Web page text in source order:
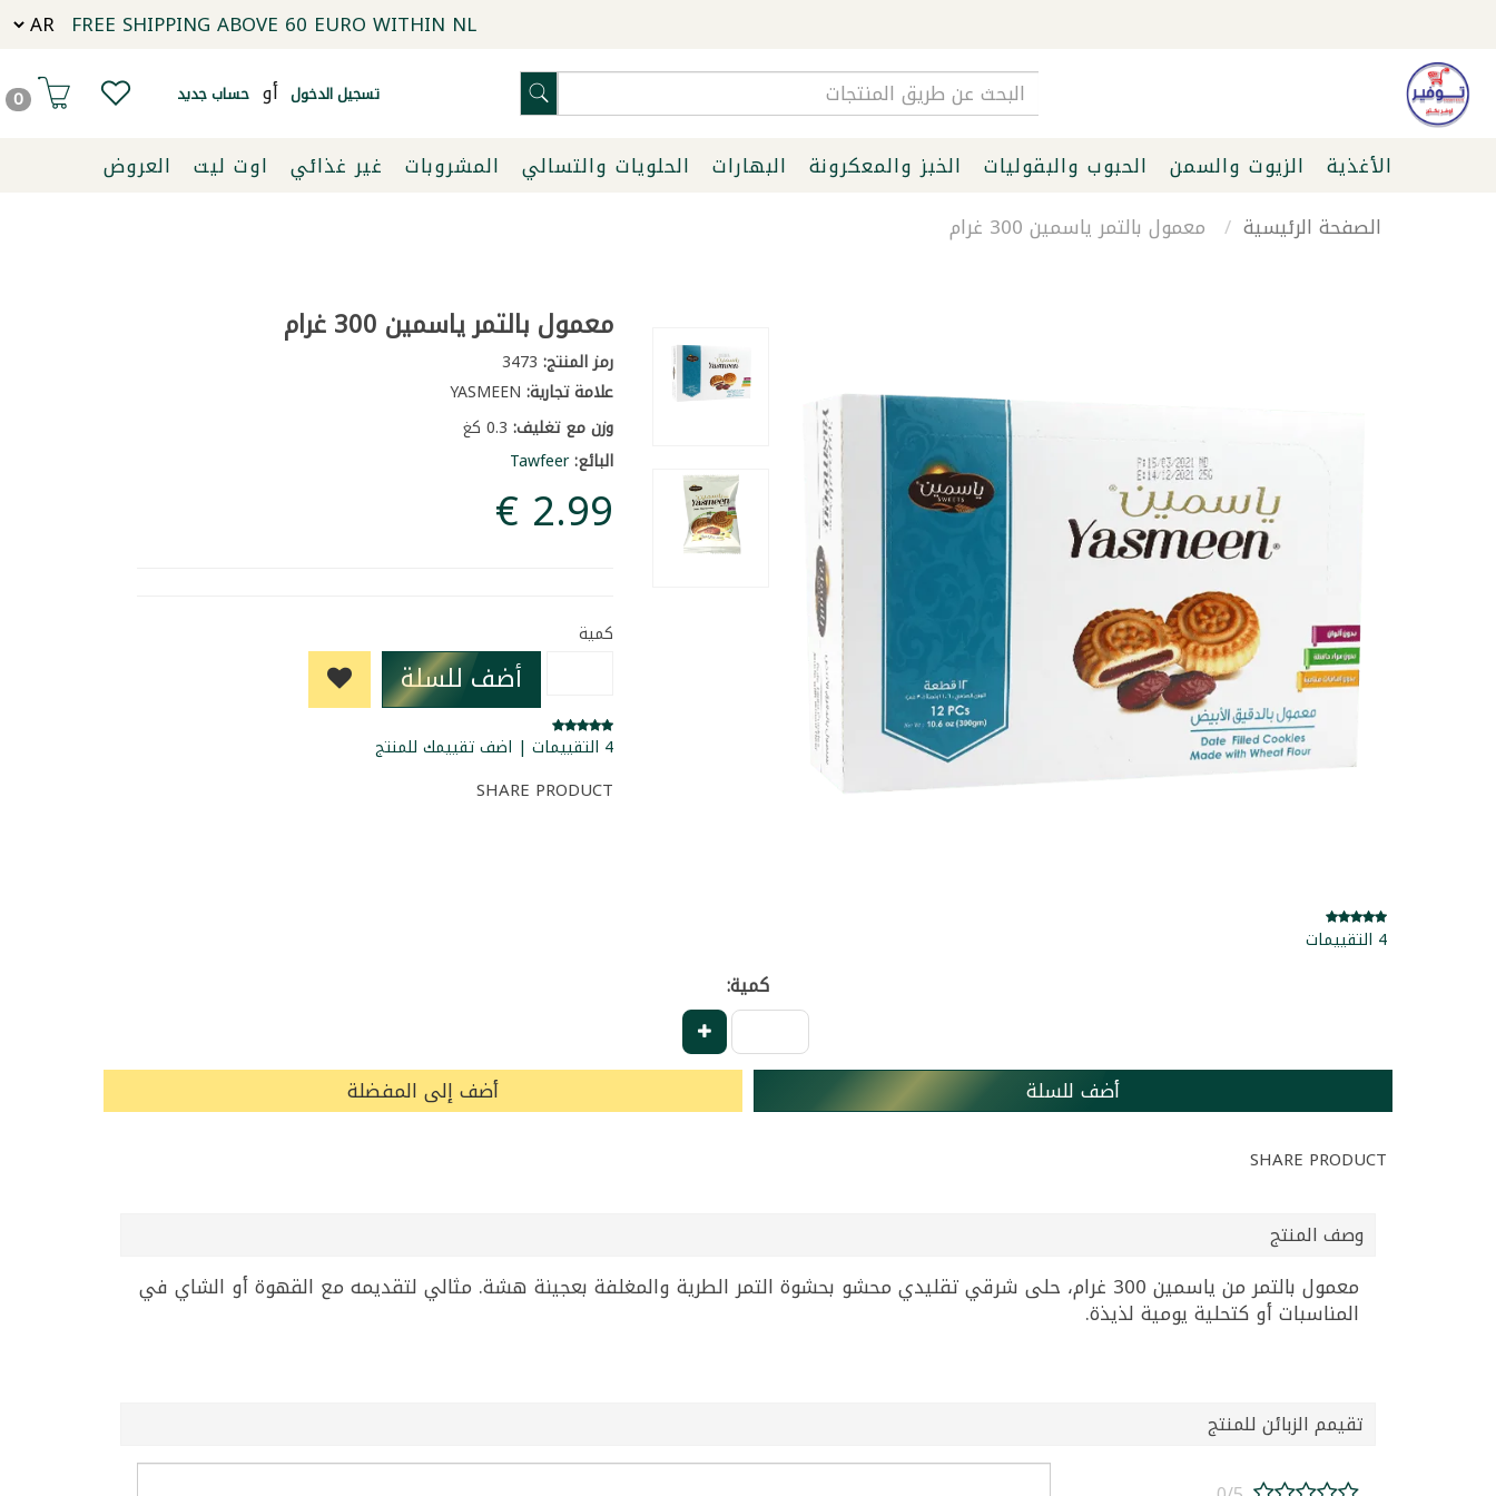
FREE SHIPPING ABOVE 60 EURO WITHIN NL
تسجيل الدخول أو حساب جديد 0
الأغذية الزيوت والسمن الحبوب والبقوليات الخبز والمعكرونة البهارات الحلويات والتسالي المشروبات غير غذائي اوت ليت
العروض
الصفحة الرئيسية
معمول بالتمر ياسمين 300 غرام
معمول بالتمر ياسمين 300 غرام
رمز المنتج:3473
علامة تجارية:YASMEEN
وزن مع تغليف:0.3 كغ
البائع:Tawfeer
كمية
أضف للسلة
4 التقييمات | اضف تقييمك للمنتج
SHARE PRODUCT
4 التقييمات
كمية:
أضف للسلة أضف إلى المفضلة
SHARE PRODUCT
وصف المنتج
معمول بالتمر من ياسمين 300 غرام، حلى شرقي تقليدي محشو بحشوة التمر الطرية والمغلفة بعجينة هشة. مثالي لتقديمه مع القهوة أو الشاي في
المناسبات أو كتحلية يومية لذيذة.
تقيمم الزبائن للمنتج